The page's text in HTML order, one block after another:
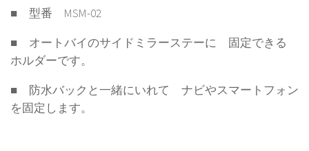
■ 型番 MSM-02
■ オートバイのサイドミラーステーに 固定できる
ホルダーです。
■ 防水バックと一緒にいれて ナビやスマートフォン
を固定します。